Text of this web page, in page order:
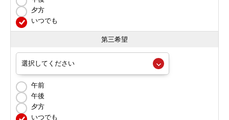
夕方
いつでも
第三希望
午前
午後
夕方
いつでも